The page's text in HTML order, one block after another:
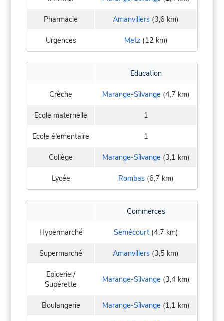
Pharmacie Amanvillers (3,6 km)
Urgences Metz(12 km)
Education
Crèche Marange-Silvange (4,7 km)
Ecole maternelle 1
Ecole élementaire 1
Collège Marange-Silvange (3,1 km)
Lycée Rombas(6,7 km)
Commerces
Hypermarché Semécourt(4,7 km)
Supermarché Amanvillers (3,5 km)
Epicerie /
Supérette
Marange-Silvange (3,4 km)
Boulangerie Marange-Silvange (1,1 km)